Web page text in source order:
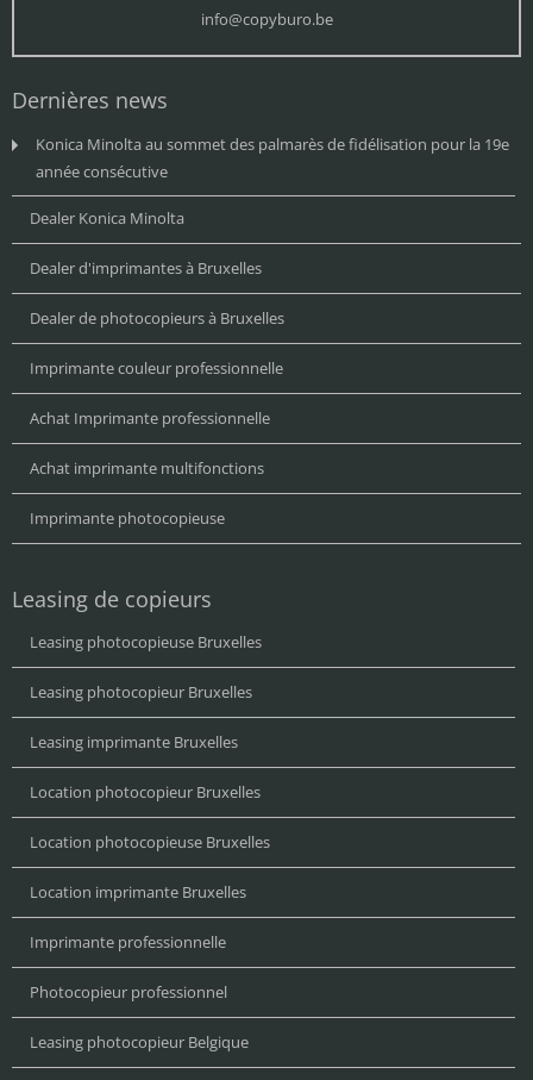
info@copyburo.be
Dernières news
Konica Minolta au sommet des palmarès de fidélisation pour la 19e
année consécutive
Dealer Konica Minolta
Dealer d'imprimantes à Bruxelles
Dealer de photocopieurs à Bruxelles
Imprimante couleur professionnelle
Achat Imprimante professionnelle
Achat imprimante multifonctions
Imprimante photocopieuse
Leasing de copieurs
Leasing photocopieuse Bruxelles
Leasing photocopieur Bruxelles
Leasing imprimante Bruxelles
Location photocopieur Bruxelles
Location photocopieuse Bruxelles
Location imprimante Bruxelles
Imprimante professionnelle
Photocopieur professionnel
Leasing photocopieur Belgique